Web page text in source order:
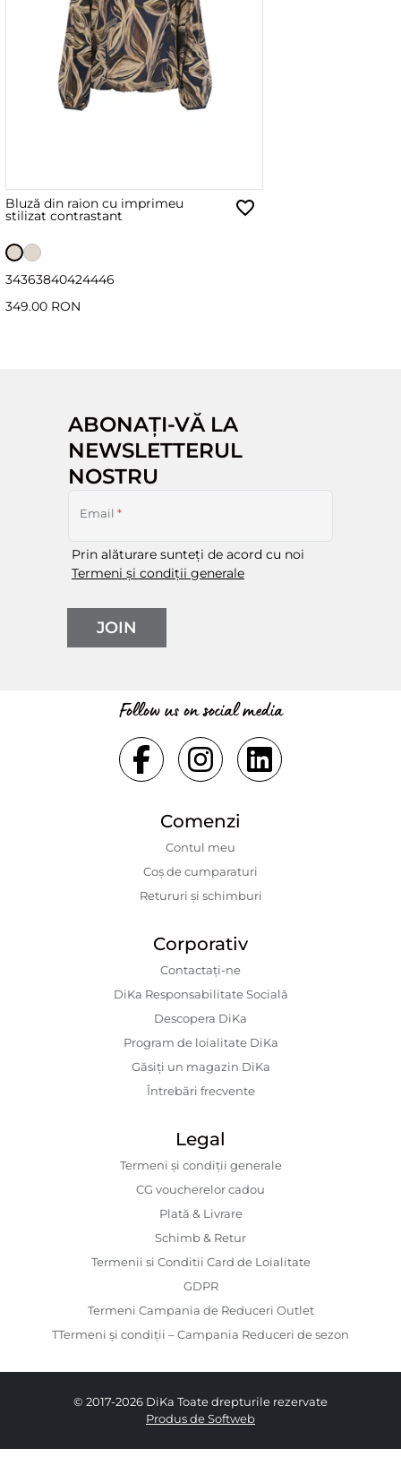
Bluză din raion cu imprimeu
stilizat contrastant
34363840424446
349.00 RON
ABONAȚI-VĂ LA
NEWSLETTERUL
NOSTRU
Email *
Prin alăturare sunteți de acord cu noi
Termeni și condiții generale
JOIN
Follow us on social media
Comenzi
Contul meu
Coș de cumparaturi
Retururi și schimburi
Corporativ
Contactaţi-ne
DiKa Responsabilitate Socială
Descopera DiKa
Program de loialitate DiKa
Găsiți un magazin DiKa
Întrebări frecvente
Legal
Termeni și condiții generale
CG voucherelor cadou
Plată & Livrare
Schimb & Retur
Termenii si Conditii Card de Loialitate
GDPR
Termeni Campania de Reduceri Outlet
TTermeni și condiții – Campania Reduceri de sezon
© 2017-2026 DiKa Toate drepturile rezervate
Produs de Softweb